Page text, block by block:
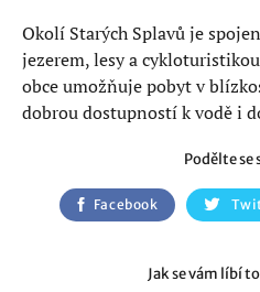
Okolí Starých Splavů je
jezerem, lesy a
obce umožňuje pobyt v
dobrou dostupností k vodě i
Podělte se
Facebook
Jak se vám líbí